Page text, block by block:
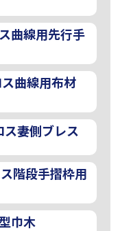
曲線用先行手
曲線用布材
ス妻側ブレス
階段手摺枠用
巾木